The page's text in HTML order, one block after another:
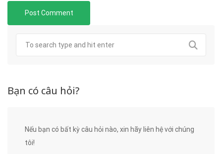
Bạn có câu hỏi?
Nếu bạn có bất kỳ câu hỏi nào, xin hãy liên hệ với chúng
tôi!